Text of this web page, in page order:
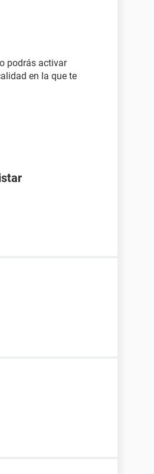
podrás activar
en la que te